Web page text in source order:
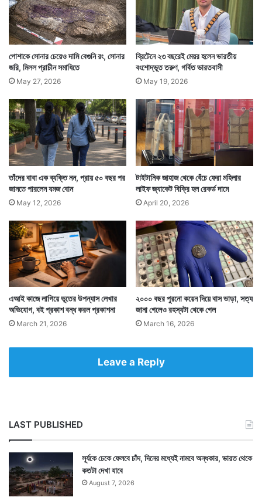
যাঁরা বাজপাখি বিশেষজ্ঞ তাঁদের পরামর্শ মেনেই তিনি তাঁর বাড়ির
পিছনের বাগানে হাজির হন। সেখানে তাঁকে দেখে হাজির হয়
বাজটি। তাঁর থেকে সামান্যই দূরে ছিল সেটি।
ঝুঁকি নিয়ে তাকে কাছে আসতে দিয়ে তারপর তার ওপর খাঁচা ফেলে
আমেরিকায় এদের বাস। তবে বাজপাখিটি অবশেষে ধরা পড়ায় গোটা
পোশাকে সোনার চেয়েও দামি বেগুনি রং, সোনার
জরি, মিলল প্রাচীন সমাধিতে
May 27, 2026
ব্রিটেনে ২৩ বছরেই মেয়র হলেন ভারতীয়
বংশোদ্ভূত তরুণ, গর্বিত ভারতবাসী
May 19, 2026
তাঁদের বাবা এক ব্যক্তি নন, প্রায় ৫০ বছর পর
জানতে পারলেন যমজ বোন
May 12, 2026
টাইটানিক জাহাজ থেকে বেঁচে ফেরা মহিলার
লাইফ জ্যাকেট বিক্রি হল রেকর্ড দামে
April 20, 2026
এআই কাজে লাগিয়ে ভূতের উপন্যাস লেখার
অভিযোগ, বই প্রকাশ বন্ধ করল প্রকাশনা
March 21, 2026
২০০০ বছর পুরনো কয়েন দিয়ে বাস ভাড়া, সত্য
জানা গেলেও রহস্যটা থেকে গেল
March 16, 2026
Leave a Reply
LAST PUBLISHED
সূর্যকে ঢেকে ফেলবে চাঁদ, দিনের মধ্যেই নামবে অন্ধকার, ভারত থেকে
কতটা দেখা যাবে
August 7, 2026